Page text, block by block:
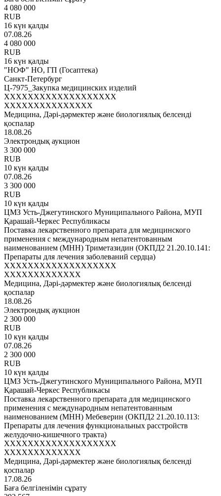
4 080 000
RUB
16 күн қалды
07.08.26
4 080 000
RUB
16 күн қалды
"НОФ" НО, ГП (Госаптека)
Санкт-Петербург
Ц-7975_Закупка медицинских изделий
XXXXXXXXXXXXXXXXXXX
XXXXXXXXXXXXXXX
Медицина, Дәрі-дәрмектер және биологиялық белсенді
қоспалар
18.08.26
Электрондық аукцион
3 300 000
RUB
10 күн қалды
07.08.26
3 300 000
RUB
10 күн қалды
ЦМЗ Усть-Джегутинского Муниципального Района, МУП
Қарашай-Черкес Республикасы
Поставка лекарственного препарата для медицинского
применения с международным непатентованным
наименованием (МНН) Триметазидин (ОКПД2 21.20.10.141:
Препараты для лечения заболеваний сердца)
XXXXXXXXXXXXXXXXXXX
XXXXXXXXXXXXX
Медицина, Дәрі-дәрмектер және биологиялық белсенді
қоспалар
18.08.26
Электрондық аукцион
2 300 000
RUB
10 күн қалды
07.08.26
2 300 000
RUB
10 күн қалды
ЦМЗ Усть-Джегутинского Муниципального Района, МУП
Қарашай-Черкес Республикасы
Поставка лекарственного препарата для медицинского
применения с международным непатентованным
наименованием (МНН) Мебеверин (ОКПД2 21.20.10.113:
Препараты для лечения функциональных расстройств
желудочно-кишечного тракта)
XXXXXXXXXXXXXXXXXXX
XXXXXXXXXXXXX
Медицина, Дәрі-дәрмектер және биологиялық белсенді
қоспалар
17.08.26
Баға белгіленімін сұрату